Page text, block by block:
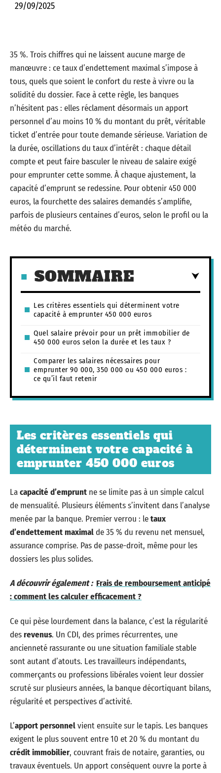
29/09/2025
35 %. Trois chiffres qui ne laissent aucune marge de
manœuvre : ce taux d’endettement maximal s’impose à
tous, quels que soient le confort du reste à vivre ou la
solidité du dossier. Face à cette règle, les banques
n’hésitent pas : elles réclament désormais un apport
personnel d’au moins 10 % du montant du prêt, véritable
ticket d’entrée pour toute demande sérieuse. Variation de
la durée, oscillations du taux d’intérêt : chaque détail
compte et peut faire basculer le niveau de salaire exigé
pour emprunter cette somme. À chaque ajustement, la
capacité d’emprunt se redessine. Pour obtenir 450 000
euros, la fourchette des salaires demandés s’amplifie,
parfois de plusieurs centaines d’euros, selon le profil ou la
météo du marché.
SOMMAIRE
Les critères essentiels qui déterminent votre
capacité à emprunter 450 000 euros
Quel salaire prévoir pour un prêt immobilier de
450 000 euros selon la durée et les taux ?
Comparer les salaires nécessaires pour
emprunter 90 000, 350 000 ou 450 000 euros :
ce qu’il faut retenir
Les critères essentiels qui
déterminent votre capacité à
emprunter 450 000 euros
Lacapacité d’emprunt ne se limite pas à un simple calcul
de mensualité. Plusieurs éléments s’invitent dans l’analyse
menée par la banque. Premier verrou : letaux
d’endettement maximalde 35 % du revenu net mensuel,
assurance comprise. Pas de passe-droit, même pour les
dossiers les plus solides.
A découvrir également : Frais de remboursement anticipé
: comment les calculer efficacement ?
Ce qui pèse lourdement dans la balance, c’est la régularité
desrevenus. Un CDI, des primes récurrentes, une
ancienneté rassurante ou une situation familiale stable
sont autant d’atouts. Les travailleurs indépendants,
commerçants ou professions libérales voient leur dossier
scruté sur plusieurs années, la banque décortiquant bilans,
régularité et perspectives d’activité.
L’apport personnelvient ensuite sur le tapis. Les banques
exigent le plus souvent entre 10 et 20 % du montant du
crédit immobilier, couvrant frais de notaire, garanties, ou
travaux éventuels. Un apport conséquent ouvre la porte à